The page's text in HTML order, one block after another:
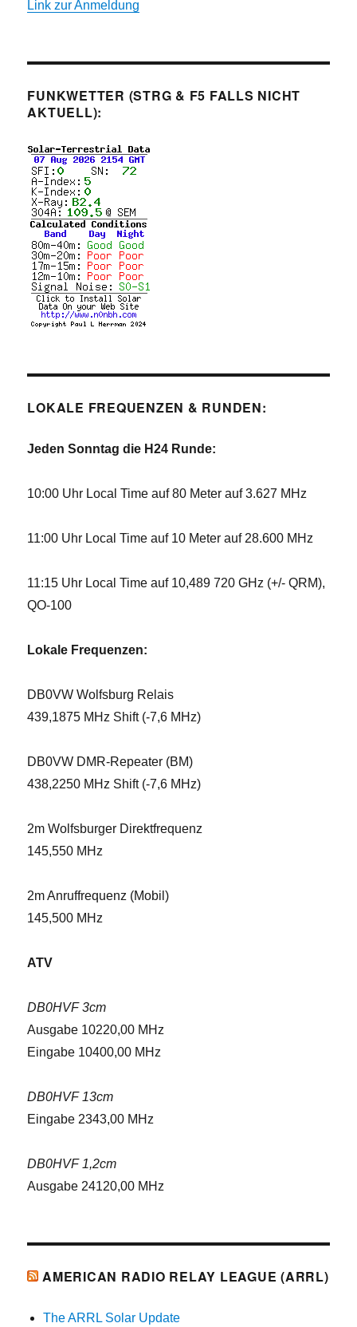
Link zur Anmeldung
FUNKWETTER (STRG & F5 FALLS NICHT
AKTUELL):
LOKALE FREQUENZEN & RUNDEN:
Jeden Sonntag die H24 Runde:
10:00 Uhr Local Time auf 80 Meter auf 3.627 MHz
11:00 Uhr Local Time auf 10 Meter auf 28.600 MHz
11:15 Uhr Local Time auf 10,489 720 GHz (+/- QRM),
QO-100
Lokale Frequenzen:
DB0VW Wolfsburg Relais
439,1875 MHz Shift (-7,6 MHz)
DB0VW DMR-Repeater (BM)
438,2250 MHz Shift (-7,6 MHz)
2m Wolfsburger Direktfrequenz
145,550 MHz
2m Anruffrequenz (Mobil)
145,500 MHz
ATV
DB0HVF 3cm
Ausgabe 10220,00 MHz
Eingabe 10400,00 MHz
DB0HVF 13cm
Eingabe 2343,00 MHz
DB0HVF 1,2cm
Ausgabe 24120,00 MHz
AMERICAN RADIO RELAY LEAGUE (ARRL)
The ARRL Solar Update